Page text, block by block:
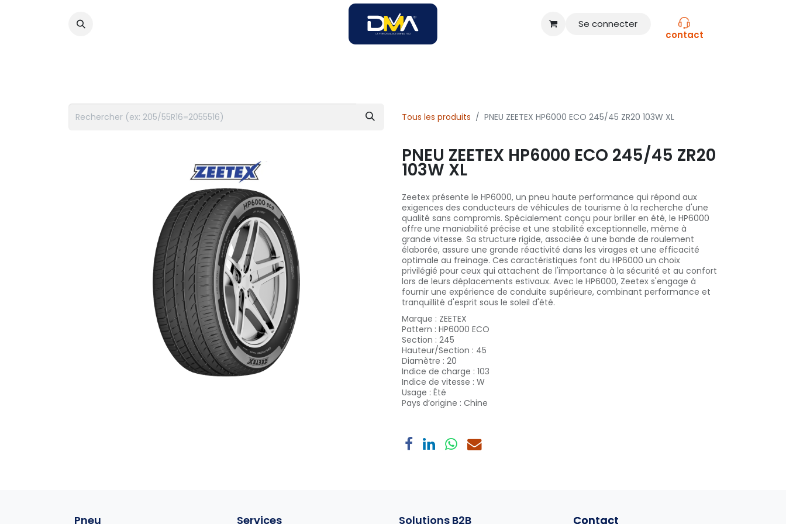
Se connecter
contact
Tous les produits PNEU ZEETEX HP6000 ECO 245/45 ZR20 103W XL
PNEU ZEETEX HP6000 ECO 245/45 ZR20
103W XL
Zeetex présente le HP6000, un pneu haute performance qui répond aux
exigences des conducteurs de véhicules de tourisme à la recherche d'une
qualité sans compromis. Spécialement conçu pour briller en été, le HP6000
offre une maniabilité précise et une stabilité exceptionnelle, même à
grande vitesse. Sa structure rigide, associée à une bande de roulement
élaborée, assure une grande réactivité dans les virages et une efficacité
optimale au freinage. Ces caractéristiques font du HP6000 un choix
privilégié pour ceux qui attachent de l'importance à la sécurité et au confort
lors de leurs déplacements estivaux. Avec le HP6000, Zeetex s'engage à
fournir une expérience de conduite supérieure, combinant performance et
tranquillité d'esprit sous le soleil d'été.
Marque : ZEETEX
Pattern : HP6000 ECO
Section : 245
Hauteur/Section : 45
Diamètre : 20
Indice de charge : 103
Indice de vitesse : W
Usage : Été
Pays d’origine : Chine
Services Solutions B2B Contact
Contact
Pneu